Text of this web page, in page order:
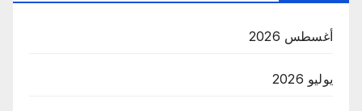
أغسطس 2026
يوليو 2026